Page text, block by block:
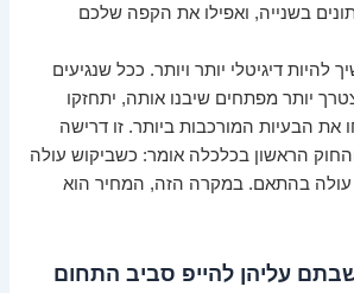
בשנייה, ואפילו את הקפה שלכם
דיגיטלי יותר ויותר. ככל שנגיעים
יותר מפתחים שיבנו אותה, יתחזקו
את הבעיות המורכבות ביותר. זו דרישה
הראשון בכלכלה אומר: כשביקוש עולה
עולה בהתאם. במקרה הזה, המחיר הוא